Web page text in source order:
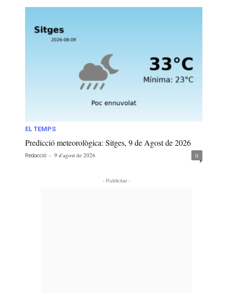
EL TEMPS
Predicció meteorològica: Sitges, 9 de Agost de 2026
Redacció - 9 d'agost de 2026 0
- Publicitat -